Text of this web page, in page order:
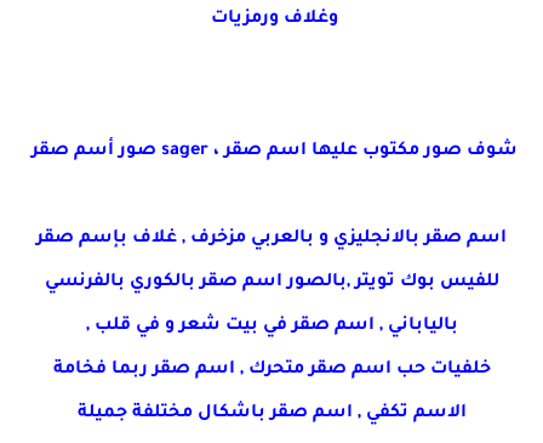
وغلاف ورمزيات
شوف صور مكتوب عليها اسم صقر ، sager صور أسم صقر
اسم صقر بالانجليزي و بالعربي مزخرف , غلاف بإسم صقر
للفيس بوك تويتر ,بالصور اسم صقر بالكوري بالفرنسي
بالياباني , اسم صقر في بيت شعر و في قلب ,
خلفيات حب اسم صقر متحرك , اسم صقر ربما فخامة
الاسم تكفي , اسم صقر باشكال مختلفة جميلة